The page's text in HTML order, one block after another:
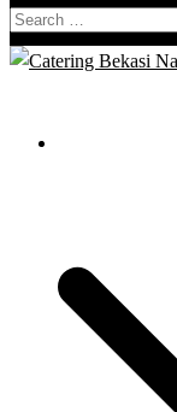
Search
for: